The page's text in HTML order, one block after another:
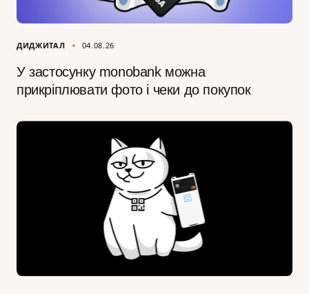
ДИДЖИТАЛ 04.08.26
У застосунку monobank можна
прикріплювати фото і чеки до покупок